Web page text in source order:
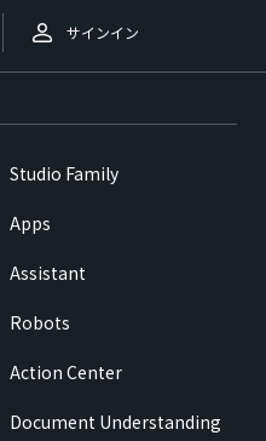
サインイン
Studio Family
Apps
Assistant
Robots
Action Center
Document Understanding